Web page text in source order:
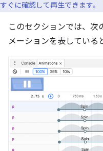
すぐに確認して再生できます。
このセクションでは、次
メーションを表している